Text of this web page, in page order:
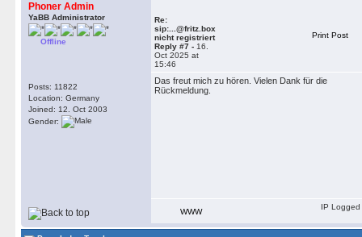
Phoner Admin
YaBB Administrator
Offline
Posts: 11822
Location: Germany
Joined: 12. Oct 2003
Gender:
Re:
sip:...@fritz.box
nicht registriert
Reply #7 - 16.
Oct 2025 at
15:46
Print Post
Das freut mich zu hören. Vielen Dank für die
Rückmeldung.
WWW
IP Logged